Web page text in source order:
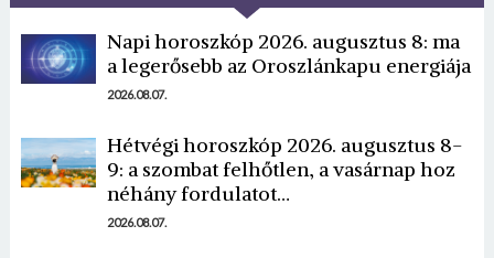
Napi horoszkóp 2026. augusztus 8: ma
a legerősebb az Oroszlánkapu energiája
2026.08.07.
Hétvégi horoszkóp 2026. augusztus 8-
9: a szombat felhőtlen, a vasárnap hoz
néhány fordulatot…
2026.08.07.
Borsonline bejelentkezés
E-mail cím vagy felhasználónév